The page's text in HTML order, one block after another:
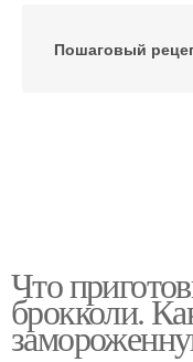
Пошаговый
Что
брокколи.